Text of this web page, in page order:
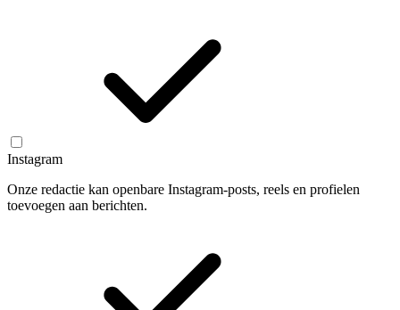
Instagram
Onze redactie kan openbare Instagram-posts, reels en profielen
toevoegen aan berichten.